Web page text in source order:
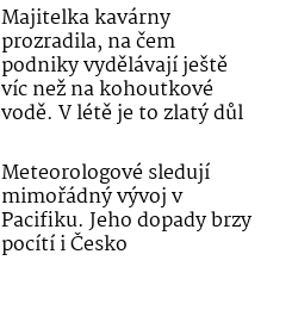
Majitelka kavárny
prozradila, na čem
podniky vydělávají ještě
víc než na kohoutkové
vodě. V létě je to zlatý důl
Meteorologové sledují
mimořádný vývoj v
Pacifiku. Jeho dopady brzy
pocítí i Česko